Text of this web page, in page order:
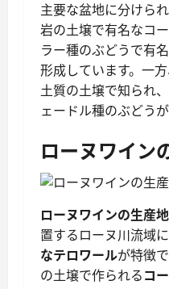
主要な盆地に分けら
岩の土壌で有名なコー
ラー種のぶどうで有
形成しています。一
土質の土壌で知られ
ェードル種のぶどう
ローヌワイン
ローヌワインの生産地
置するローヌ川流域
なテロワールが特徴
の土壌で作られるコ